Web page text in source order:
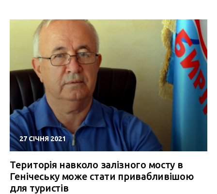
27 СІЧНЯ 2021
Територія навколо залізного мосту в
Генічеську може стати привабливішою
для туристів